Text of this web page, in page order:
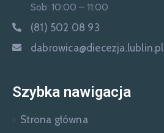
Sob: 10:00 – 11:00
(81) 502 08 93
dabrowica@diecezja.lublin.pl
Szybka nawigacja
Strona główna